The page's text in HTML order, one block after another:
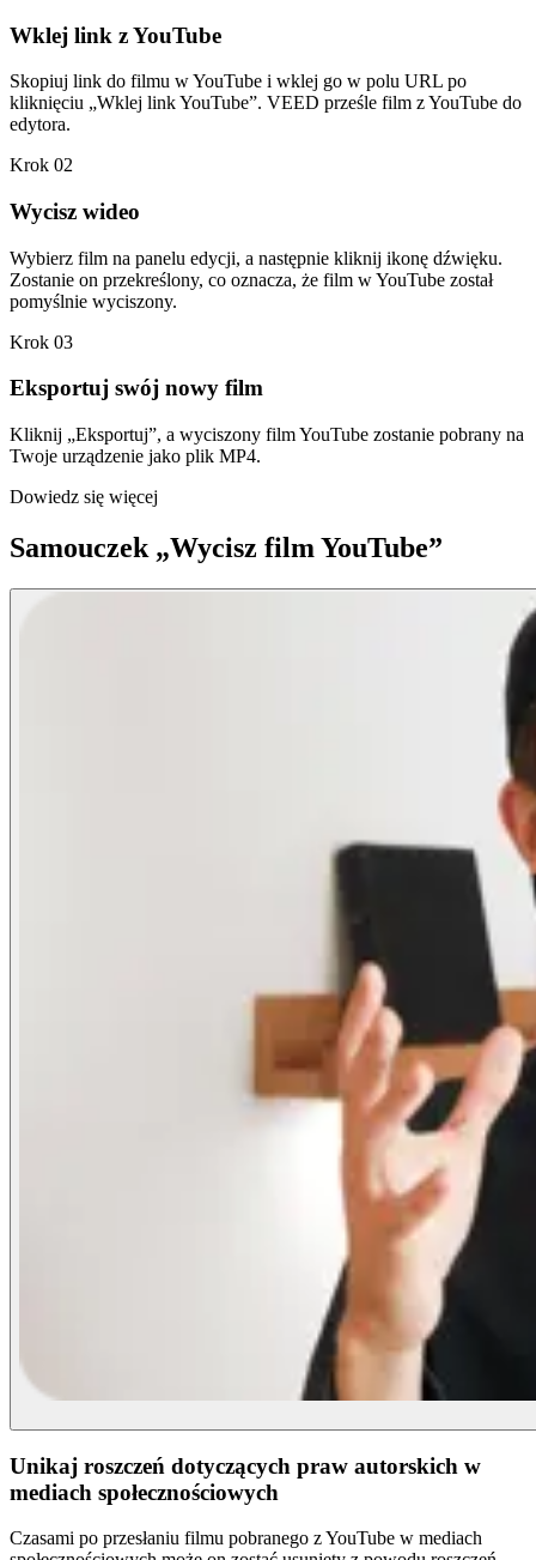
Wklej link z YouTube
Skopiuj link do filmu w YouTube i wklej go w polu URL po
kliknięciu „Wklej link YouTube”. VEED prześle film z YouTube do
edytora.
Krok 02
Wycisz wideo
Wybierz film na panelu edycji, a następnie kliknij ikonę dźwięku.
Zostanie on przekreślony, co oznacza, że film w YouTube został
pomyślnie wyciszony.
Krok 03
Eksportuj swój nowy film
Kliknij „Eksportuj”, a wyciszony film YouTube zostanie pobrany na
Twoje urządzenie jako plik MP4.
Dowiedz się więcej
Samouczek „Wycisz film YouTube”
Unikaj roszczeń dotyczących praw autorskich w
mediach społecznościowych
Czasami po przesłaniu filmu pobranego z YouTube w mediach